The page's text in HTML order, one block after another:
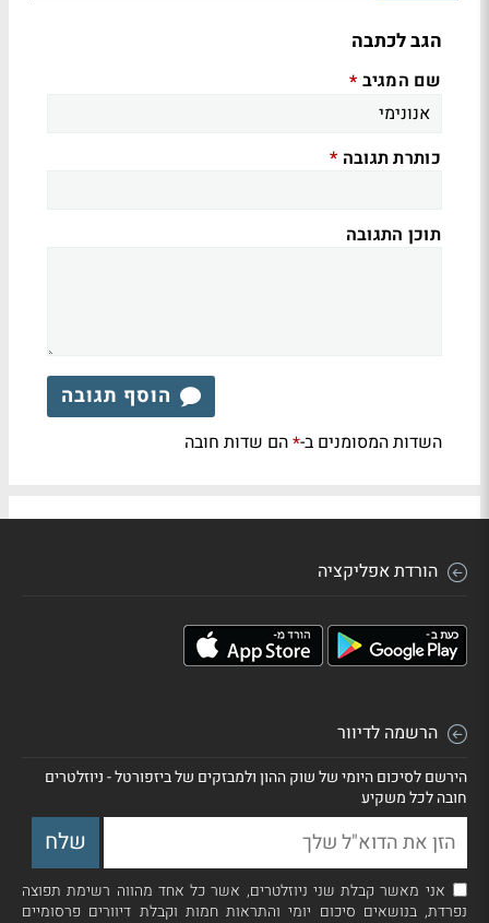
הגב לכתבה
שם המגיב *
כותרת תגובה *
תוכן התגובה
הוסף תגובה
השדות המסומנים ב-*הם שדות חובה
הורדת אפליקציה
הרשמה לדיוור
הירשם לסיכום היומי של שוק ההון ולמבזקים של ביזפורטל - ניוזלטרים
חובה לכל משקיע
אני מאשר קבלת שני ניוזלטרים, אשר כל אחד מהווה רשימת תפוצה
נפרדת, בנושאים סיכום יומי והתראות חמות וקבלת דיוורים פרסומיים